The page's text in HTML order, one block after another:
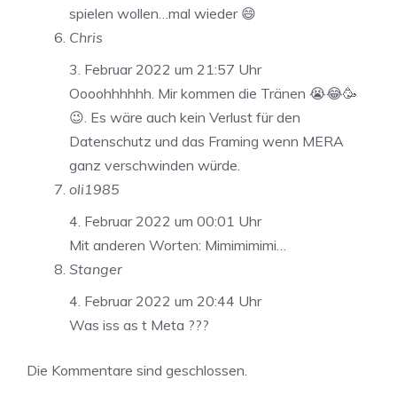
spielen wollen…mal wieder 😄
Chris
3. Februar 2022 um 21:57 Uhr
Oooohhhhhh. Mir kommen die Tränen 😭😂🥳
😉. Es wäre auch kein Verlust für den
Datenschutz und das Framing wenn MERA
ganz verschwinden würde.
oli1985
4. Februar 2022 um 00:01 Uhr
Mit anderen Worten: Mimimimimi…
Stanger
4. Februar 2022 um 20:44 Uhr
Was iss as t Meta ???
Die Kommentare sind geschlossen.